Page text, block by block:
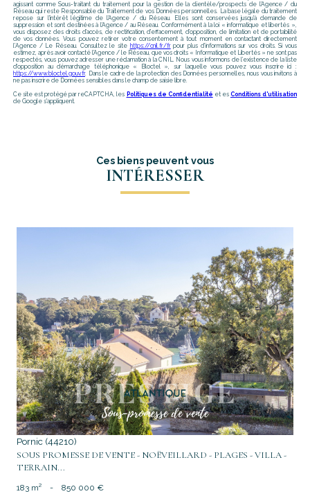
agissant comme Sous-traitant du traitement pour la gestion de la clientèle/prospects de l'Agence / du
Réseau qui reste Responsable du Traitement de vos Données personnelles. La base légale du traitement
repose sur l'intérêt légitime de l'Agence / du Réseau. Elles sont conservées jusqu'à demande de
suppression et sont destinées à l'Agence / au Réseau. Conformément à la loi « informatique et libertés »,
vous disposez des droits d’accès, de rectification, d’effacement, d’opposition, de limitation et de portabilité
de vos données. Vous pouvez retirer votre consentement à tout moment en contactant directement
l’Agence / Le Réseau. Consultez le site https://cnil.fr/frpour plus d’informations sur vos droits. Si vous
estimez, après avoir contacté l'Agence / le Réseau, que vos droits « Informatique et Libertés » ne sont pas
respectés, vous pouvez adresser une réclamation à la CNIL. Nous vous informons de l’existence de la liste
d'opposition au démarchage téléphonique « Bloctel », sur laquelle vous pouvez vous inscrire ici :
https://www.bloctel.gouv.fr. Dans le cadre de la protection des Données personnelles, nous vous invitons à
ne pas inscrire de Données sensibles dans le champ de saisie libre.
Ce site est protégé par reCAPTCHA, les Politiques de Confidentialité et es Conditions d'utilisation
de Google s'appliquent.
Ces biens peuvent vous
INTÉRESSER
voir le bien
Pornic (44210)
SOUS PROMESSE DE VENTE - NOËVEILLARD - PLAGES - VILLA -
TERRAIN...
183 m² - 850 000 €